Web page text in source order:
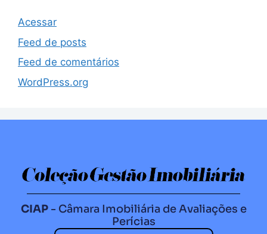
Acessar
Feed de posts
Feed de comentários
WordPress.org
CIAP- Câmara Imobiliária de Avaliações e
Perícias